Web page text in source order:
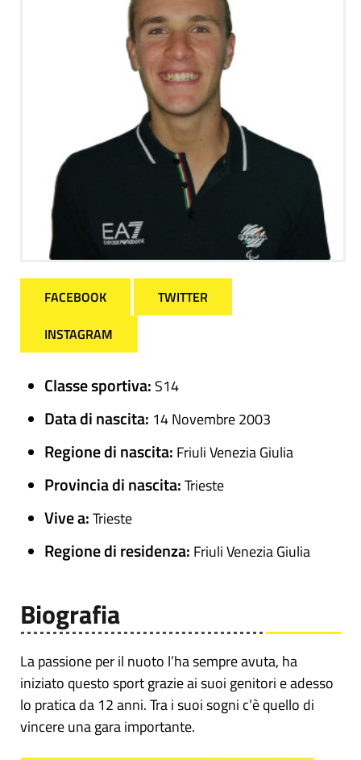
FACEBOOK
TWITTER
INSTAGRAM
Classe sportiva: S14
Data di nascita: 14 Novembre 2003
Regione di nascita: Friuli Venezia Giulia
Provincia di nascita:Trieste
Vive a:Trieste
Regione di residenza: Friuli Venezia Giulia
Biografia
La passione per il nuoto l’ha sempre avuta, ha
iniziato questo sport grazie ai suoi genitori e adesso
lo pratica da 12 anni. Tra i suoi sogni c’è quello di
vincere una gara importante.